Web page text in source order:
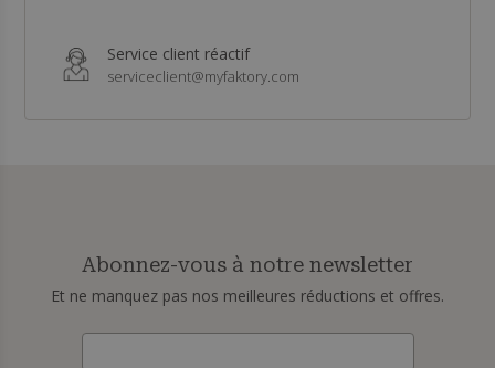
Service client réactif
serviceclient@myfaktory.com
Abonnez-vous à notre newsletter
Et ne manquez pas nos meilleures réductions et offres.